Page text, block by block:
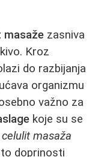
masaže zasniva
Kroz
do razbijanja
organizmu
važno za
koje su se
masaža
doprinosti